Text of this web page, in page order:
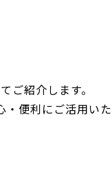
ご紹介します。
便利にご活用い